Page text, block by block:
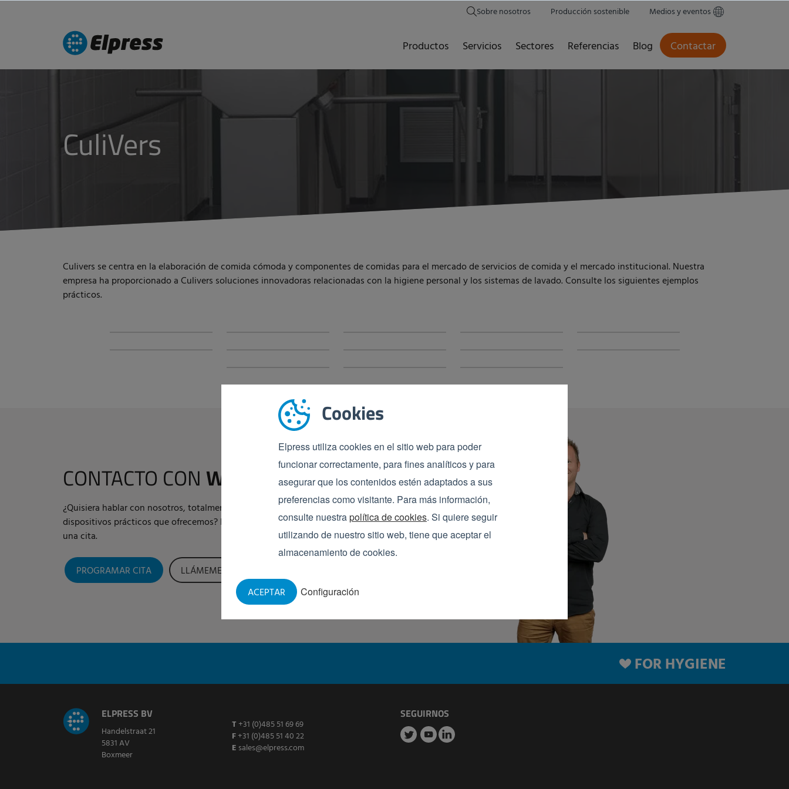
Cookies
Elpress utiliza cookies en el sitio web para poder
funcionar correctamente, para fines analíticos y para
asegurar que los contenidos estén adaptados a sus
preferencias como visitante. Para más información,
consulte nuestrapolítica de cookies. Si quiere seguir
utilizando de nuestro sitio web, tiene que aceptar el
almacenamiento de cookies.
Configuración
ACEPTAR
Sobre nosotros Producción sostenible Medios y eventos
Productos Servicios Sectores Referencias Blog Contactar
CuliVers
Culivers se centra en la elaboración de comida cómoda y componentes de comidas para el mercado de servicios de comida y el mercado institucional. Nuestra
empresa ha proporcionado a Culivers soluciones innovadoras relacionadas con la higiene personal y los sistemas de lavado. Consulte los siguientes ejemplos
prácticos.
CONTACTO CON WOUT
¿Quisiera hablar con nosotros, totalmente libre de compromiso, sobre los
dispositivos prácticos que ofrecemos? Estoy a su disposición para concertar
una cita.
PROGRAMAR CITA LLÁMEME
FOR HYGIENE
ELPRESS BV
Handelstraat 21
5831 AV
Boxmeer
T +31 (0)485 51 69 69
F+31 (0)485 51 40 22
E sales@elpress.com
SEGUIRNOS